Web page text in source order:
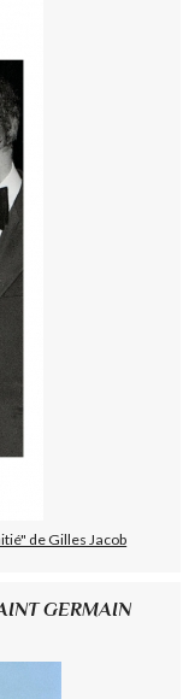
de Gilles Jacob
GERMAIN